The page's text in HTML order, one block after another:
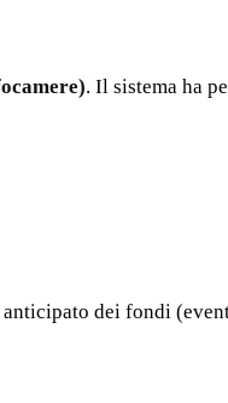
. Il sistema ha
dei fondi